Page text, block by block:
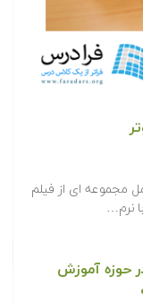
مجموعه ای از فیلم
نرم…
حوزه آموزش